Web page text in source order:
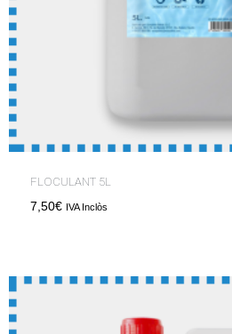
FLOCULANT 5L
7,50€ IVA Inclòs